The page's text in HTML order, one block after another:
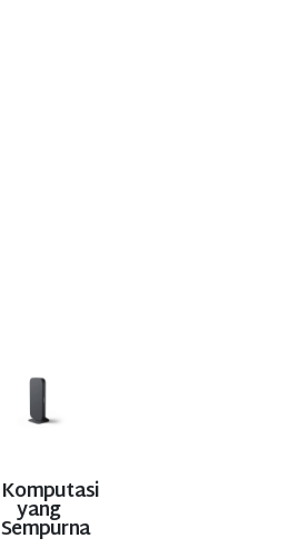
Komputasi
yang
Sempurna